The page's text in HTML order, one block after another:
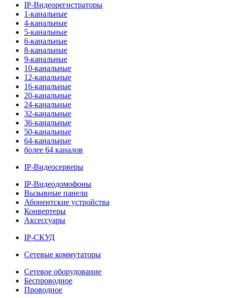
IP-Видеорегистраторы
1-канальные
4-канальные
5-канальные
6-канальные
8-канальные
9-канальные
10-канальные
12-канальные
16-канальные
20-канальные
24-канальные
32-канальные
36-канальные
50-канальные
64-канальные
более 64 каналов
IP-Видеосерверы
IP-Видеодомофоны
Вызывные панели
Абонентские устройства
Конвертеры
Аксессуары
IP-СКУД
Сетевые коммутаторы
Сетевое оборудование
Беспроводное
Проводное